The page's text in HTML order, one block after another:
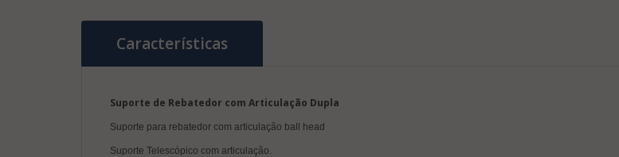
Características
Suporte de Rebatedor com Articulação Dupla
Suporte para rebatedor com articulação ball head
Suporte Telescópico com articulação.